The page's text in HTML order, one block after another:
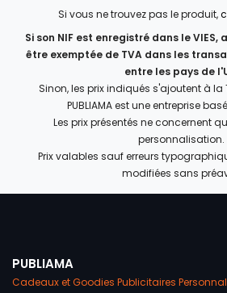
Si vous ne trouvez pas le produit,
Si son NIF est enregistré dans le
être exemptée de TVA dans les
entre les pays de
Sinon, les prix indiqués s'ajoutent à la
PUBLIAMA est une entreprise
Les prix présentés ne concernent
personnalisation.
Prix valables sauf erreurs
modifiées sans
PUBLIAMA
Cadeaux et Goodies Publicitaires